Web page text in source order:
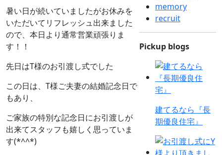
暑い日が続いていましたがお休みを
いただいてリフレッシュ出来ました
ので、本日より通常営業頑張りま
す！！
先日はT様のお引渡し式でした
この日は、T様ご夫妻の結婚記念日で
もあり、
ご家族の特別な記念日にお引渡しが
出来てスタッフも嬉しく思っていま
す(*^^*)
memory
recruit
Pickup blogs
建てるなら『長
期優良住宅』